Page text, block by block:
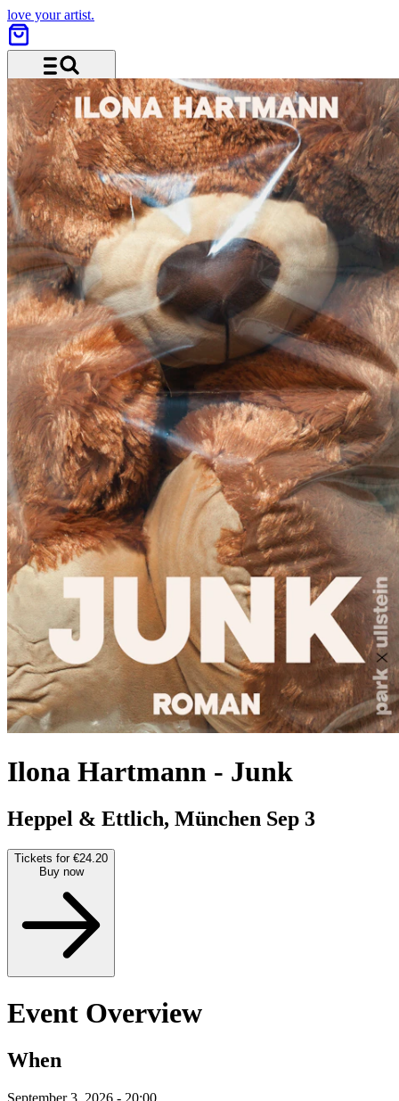
love your artist.
Menu and search
Ilona Hartmann - Junk
Heppel & Ettlich, München Sep 3
Tickets for €24.20
Buy now
Event Overview
When
September 3, 2026 - 20:00